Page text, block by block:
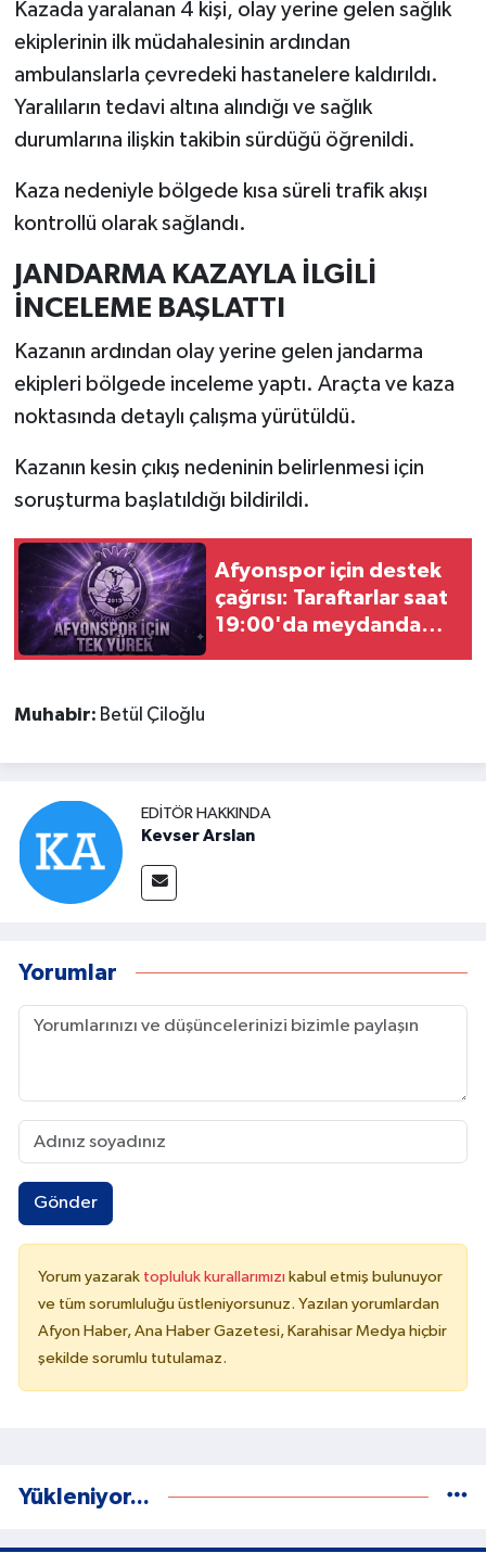
Kazada yaralanan 4 kişi, olay yerine gelen sağlık
ekiplerinin ilk müdahalesinin ardından
ambulanslarla çevredeki hastanelere kaldırıldı.
Yaralıların tedavi altına alındığı ve sağlık
durumlarına ilişkin takibin sürdüğü öğrenildi.
Kaza nedeniyle bölgede kısa süreli trafik akışı
kontrollü olarak sağlandı.
JANDARMA KAZAYLA İLGİLİ
İNCELEME BAŞLATTI
Kazanın ardından olay yerine gelen jandarma
ekipleri bölgede inceleme yaptı. Araçta ve kaza
noktasında detaylı çalışma yürütüldü.
Kazanın kesin çıkış nedeninin belirlenmesi için
soruşturma başlatıldığı bildirildi.
Afyonspor için destek
çağrısı: Taraftarlar saat
19:00'da meydanda
Muhabir: Betül Çiloğlu
EDITÖR HAKKINDA
Kevser Arslan
Yorumlar
Gönder
Yorum yazarak topluluk kurallarımızı kabul etmiş bulunuyor
ve tüm sorumluluğu üstleniyorsunuz. Yazılan yorumlardan
Afyon Haber, Ana Haber Gazetesi, Karahisar Medya hiçbir
şekilde sorumlu tutulamaz.
Yükleniyor...